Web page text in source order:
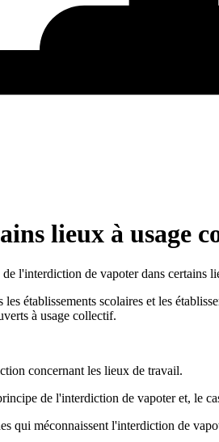
lieux à usage
l'interdiction de vapoter dans certains
établissements scolaires et les
à usage collectif.
concernant les lieux de travail.
de l'interdiction de vapoter et, le
qui méconnaissent l'interdiction de